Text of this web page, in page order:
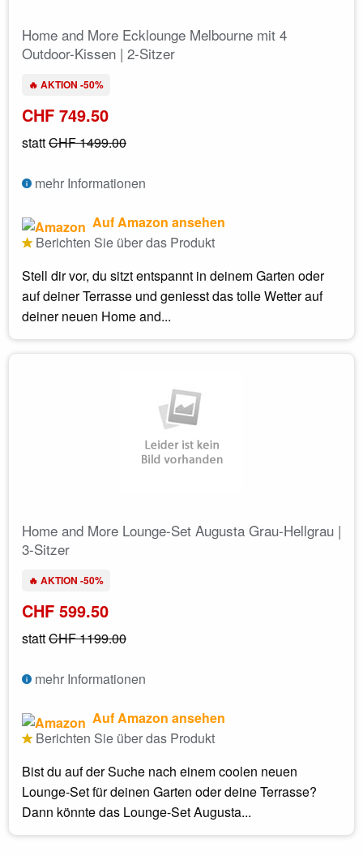
Home and More Ecklounge Melbourne mit 4
Outdoor-Kissen | 2-Sitzer
🔥 AKTION -50%
CHF 749.50
stattCHF 1499.00
mehr Informationen
Auf Amazon ansehen
Berichten Sie über das Produkt
Stell dir vor, du sitzt entspannt in deinem Garten oder
auf deiner Terrasse und geniesst das tolle Wetter auf
deiner neuen Home and...
Home and More Lounge-Set Augusta Grau-Hellgrau |
3-Sitzer
🔥 AKTION -50%
CHF 599.50
stattCHF 1199.00
mehr Informationen
Auf Amazon ansehen
Berichten Sie über das Produkt
Bist du auf der Suche nach einem coolen neuen
Lounge-Set für deinen Garten oder deine Terrasse?
Dann könnte das Lounge-Set Augusta...